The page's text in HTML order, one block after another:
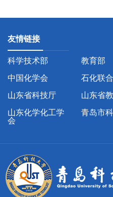
友情链接
科学技术部 教育部
中国化学会
石化联
山东省科技厅
山东省
山东化学化工学
会
青岛市